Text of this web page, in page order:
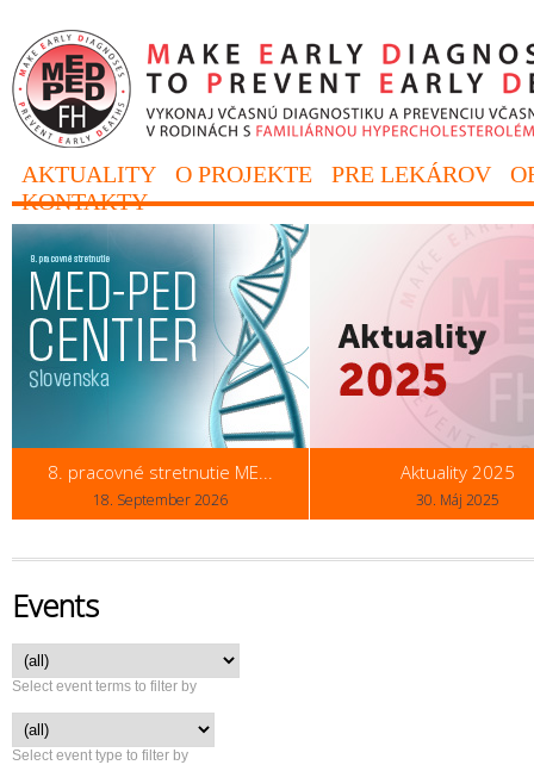
AKTUALITY O PROJEKTE PRE LEKÁROV
KONTAKTY
8. pracovné stretnutie ME...
18. September 2026
Aktuality 2025
30. Máj 2025
Events
Select event terms to filter by
Select event type to filter by